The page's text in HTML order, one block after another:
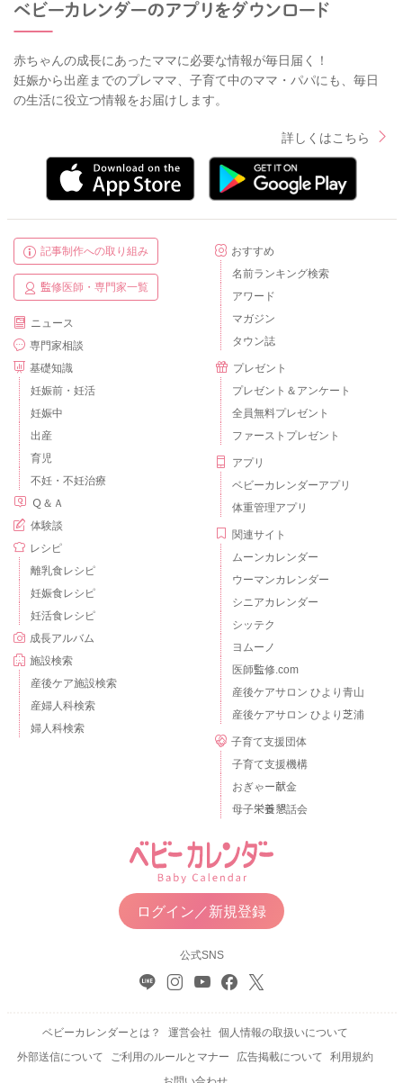
赤ちゃんの成長にあったママに必要な情報が毎日届く！
妊娠から出産までのプレママ、子育て中のママ・パパにも、毎日
の生活に役立つ情報をお届けします。
詳しくはこちら
記事制作への取り組み
監修医師・専門家一覧
ニュース
専門家相談
基礎知識
妊娠前・妊活
妊娠中
出産
育児
不妊・不妊治療
Ｑ＆Ａ
体験談
レシピ
離乳食レシピ
妊娠食レシピ
妊活食レシピ
成長アルバム
施設検索
産後ケア施設検索
産婦人科検索
婦人科検索
おすすめ
名前ランキング検索
アワード
マガジン
タウン誌
プレゼント
プレゼント＆アンケート
全員無料プレゼント
ファーストプレゼント
アプリ
ベビーカレンダーアプリ
体重管理アプリ
関連サイト
ムーンカレンダー
ウーマンカレンダー
シニアカレンダー
シッテク
ヨムーノ
医師監修.com
産後ケアサロン ひより青山
産後ケアサロン ひより芝浦
子育て支援団体
子育て支援機構
おぎゃー献金
母子栄養懇話会
ログイン／新規登録
公式SNS
ベビーカレンダーとは？ 運営会社
個人情報の取扱いについて
外部送信について
ご利用のルールとマナー 広告掲載について
利用規約